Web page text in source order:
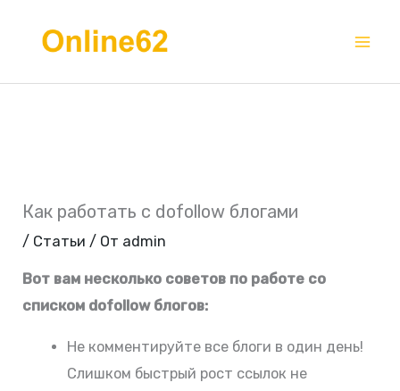
Как работать с dofollow блогами
/ Статьи / От admin
Вот вам несколько советов по работе со
списком dofollow блогов:
Не комментируйте все блоги в один день!
Слишком быстрый рост ссылок не